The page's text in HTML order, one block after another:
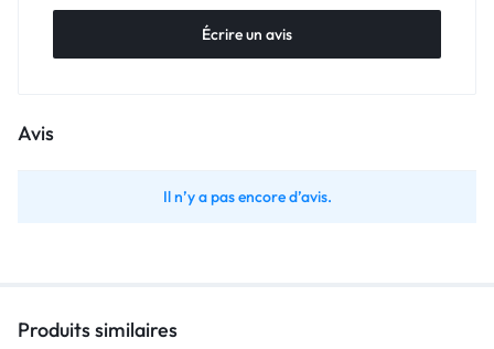
Écrire un avis
Avis
Il n’y a pas encore d’avis.
Produits similaires